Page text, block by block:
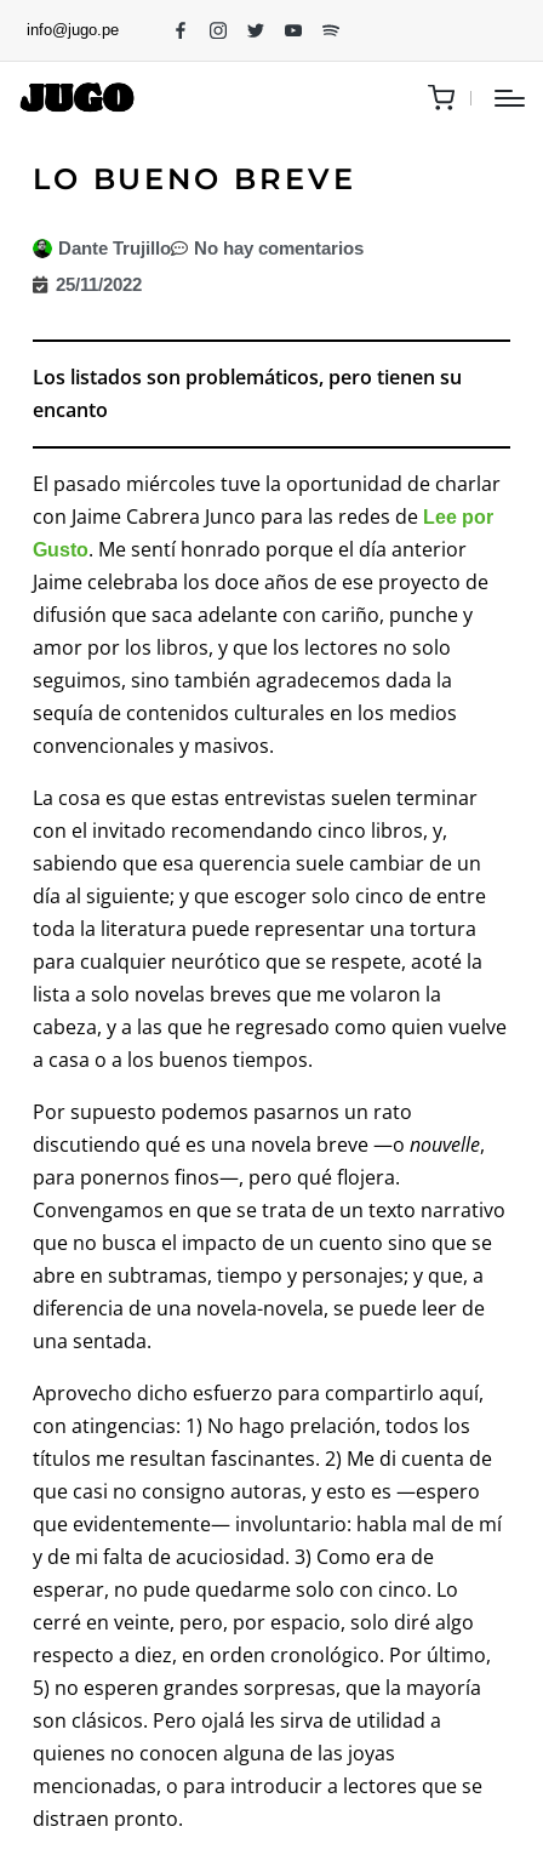
info@jugo.pe
LO BUENO BREVE
Dante Trujillo
No hay comentarios
25/11/2022
Los listados son problemáticos, pero tienen su
encanto
El pasado miércoles tuve la oportunidad de charlar
con Jaime Cabrera Junco para las redes de Lee por
Gusto. Me sentí honrado porque el día anterior
Jaime celebraba los doce años de ese proyecto de
difusión que saca adelante con cariño, punche y
amor por los libros, y que los lectores no solo
seguimos, sino también agradecemos dada la
sequía de contenidos culturales en los medios
convencionales y masivos.
La cosa es que estas entrevistas suelen terminar
con el invitado recomendando cinco libros, y,
sabiendo que esa querencia suele cambiar de un
día al siguiente; y que escoger solo cinco de entre
toda la literatura puede representar una tortura
para cualquier neurótico que se respete, acoté la
lista a solo novelas breves que me volaron la
cabeza, y a las que he regresado como quien vuelve
a casa o a los buenos tiempos.
Por supuesto podemos pasarnos un rato
discutiendo qué es una novela breve —o nouvelle,
para ponernos finos—, pero qué flojera.
Convengamos en que se trata de un texto narrativo
que no busca el impacto de un cuento sino que se
abre en subtramas, tiempo y personajes; y que, a
diferencia de una novela-novela, se puede leer de
una sentada.
Aprovecho dicho esfuerzo para compartirlo aquí,
con atingencias: 1) No hago prelación, todos los
títulos me resultan fascinantes. 2) Me di cuenta de
que casi no consigno autoras, y esto es —espero
que evidentemente— involuntario: habla mal de mí
y de mi falta de acuciosidad. 3) Como era de
esperar, no pude quedarme solo con cinco. Lo
cerré en veinte, pero, por espacio, solo diré algo
respecto a diez, en orden cronológico. Por último,
5) no esperen grandes sorpresas, que la mayoría
son clásicos. Pero ojalá les sirva de utilidad a
quienes no conocen alguna de las joyas
mencionadas, o para introducir a lectores que se
distraen pronto.